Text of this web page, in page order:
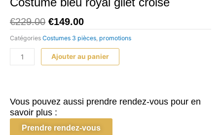
€229.00 Le
prix
initial
était :
€229.00.
€149.00Le
prix
actuel
est :
€149.00.
Catégories Costumes 3 pièces promotions
quantité
de
gilet
croisé
Ajouter au panier
Vous pouvez aussi prendre rendez-vous pour en
savoir plus :
Prendre rendez-vous